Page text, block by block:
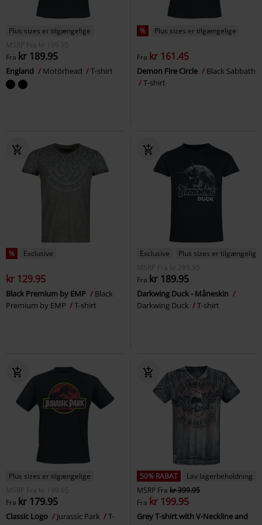
Plus sizes er tilgængelige
MSRP
Fra kr 199.95
Fra kr 189.95
England Motörhead T-shirt
% Plus sizes er tilgængelige
Fra kr 161.45
Demon Fire Circle
Black Sabbath
T-shirt
% Exclusive
kr 129.95
Black Premium by EMP
Black
Premium by EMP
T-shirt
Exclusive
Plus sizes er tilgængelige
MSRP
Fra kr 299.95
Fra kr 189.95
Darkwing Duck - Måneskin
Darkwing Duck
T-shirt
Plus sizes er tilgængelige
MSRP
Fra kr 199.95
Fra kr 179.95
Classic Logo Jurassic Park
T-
50% RABAT
Lav lagerbeholdning
MSRP Fra kr 399.95
Fra kr 199.95
Grey T-shirt with V-Neckline and